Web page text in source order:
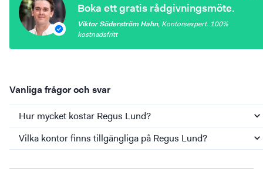
Boka ett gratis rådgivningsmöte.
Viktor Söderström Hahn, Kontorsexpert. 100%
kostnadsfritt
Vanliga frågor och svar
Hur mycket kostar Regus Lund?
Vilka kontor finns tillgängliga på Regus Lund?